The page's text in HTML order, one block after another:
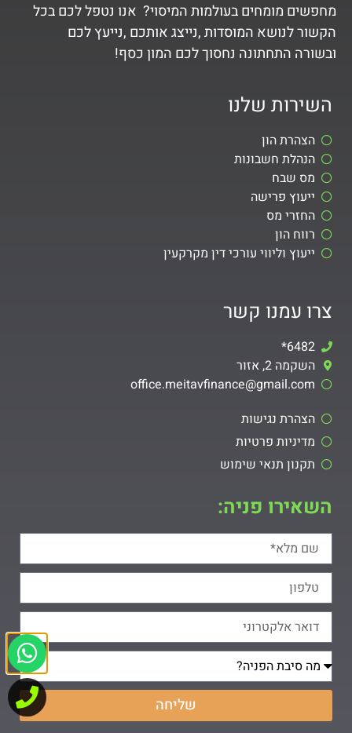
מחפשים מומחים בעולמות המיסוי? אנו נטפל לכם בכל
הקשור לנושא המוסדות ,נייצג אותכם ,נייעץ לכם
ובשורה התחתונה נחסוך לכם המון כסף!
השירות שלנו
הצהרת הון
הנהלת חשבונות
מס שבח
ייעוץ פרישה
החזרי מס
רווח הון
ייעוץ וליווי עורכי דין מקרקעין
צרו עמנו קשר
6482*
השקמה 2, אזור
office.meitavfinance@gmail.com​
הצהרת נגישות
מדיניות פרטיות
תקנון תנאי שימוש
השאירו פניה:
שליחה